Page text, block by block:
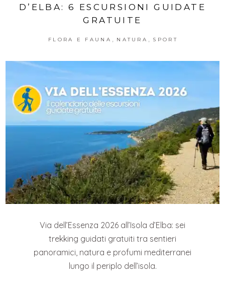
D’ELBA: 6 ESCURSIONI GUIDATE
GRATUITE
FLORA E FAUNA , NATURA , SPORT
Via dell’Essenza 2026 all’Isola d’Elba: sei
trekking guidati gratuiti tra sentieri
panoramici, natura e profumi mediterranei
lungo il periplo dell’isola.